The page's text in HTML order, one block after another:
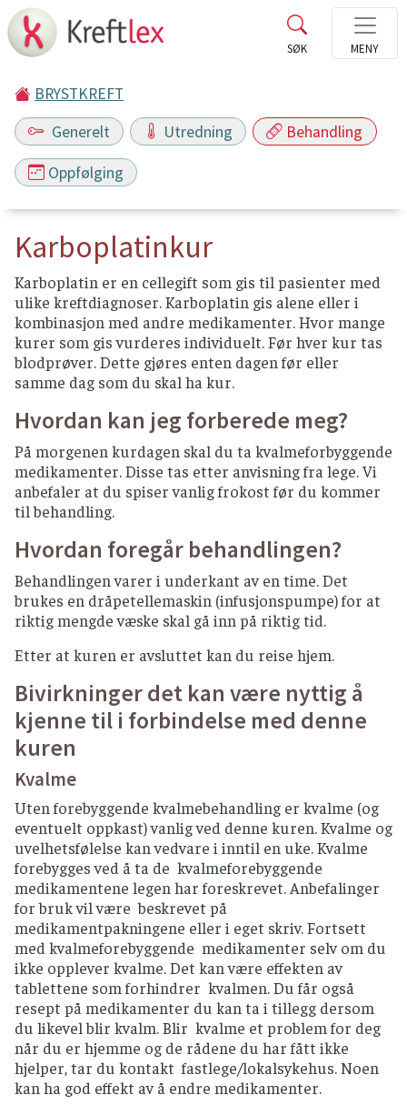
BRYSTKREFT
Generelt
Utredning Behandling
Oppfølging
Karboplatinkur
Karboplatin er en cellegift som gis til pasienter med
ulike kreftdiagnoser. Karboplatin gis alene eller i
kombinasjon med andre medikamenter. Hvor mange
kurer som gis vurderes individuelt. Før hver kur tas
blodprøver. Dette gjøres enten dagen før eller
samme dag som du skal ha kur.
Hvordan kan jeg forberede meg?
På morgenen kurdagen skal du ta kvalmeforbyggende
medikamenter. Disse tas etter anvisning fra lege. Vi
anbefaler at du spiser vanlig frokost før du kommer
til behandling.
Hvordan foregår behandlingen?
Behandlingen varer i underkant av en time. Det
brukes en dråpetellemaskin (infusjonspumpe) for at
riktig mengde væske skal gå inn på riktig tid.
Etter at kuren er avsluttet kan du reise hjem.
Bivirkninger det kan være nyttig å
kjenne til i forbindelse med denne
kuren
Kvalme
Uten forebyggende kvalmebehandling er kvalme (og
eventuelt oppkast) vanlig ved denne kuren. Kvalme og
uvelhetsfølelse kan vedvare i inntil en uke. Kvalme
forebygges ved å ta de kvalmeforebyggende
medikamentene legen har foreskrevet. Anbefalinger
for bruk vil være beskrevet på
medikamentpakningene eller i eget skriv. Fortsett
med kvalmeforebyggende medikamenter selv om du
ikke opplever kvalme. Det kan være effekten av
tablettene som forhindrer kvalmen. Du får også
resept på medikamenter du kan ta i tillegg dersom
du likevel blir kvalm. Blir kvalme et problem for deg
når du er hjemme og de rådene du har fått ikke
hjelper, tar du kontakt fastlege/lokalsykehus. Noen
kan ha god effekt av å endre medikamenter.